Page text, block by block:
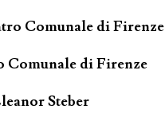
Comunale di Firenze
Comunale di Firenze
Steber